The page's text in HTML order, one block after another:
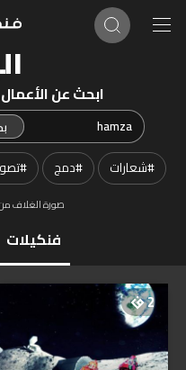
ابحث عن
#شعارات #دمج #
صورة الغلاف
فنكيلات
2